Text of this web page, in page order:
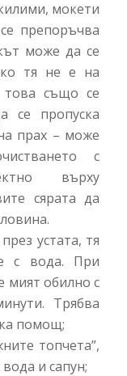
мокети
препоръчва
може да се
тя не е на
това също се
се пропуска
прах – може
с
върху
сярата да
устата, тя
с вода. При
мият обилно с
Трябва
помощ;
топчета”,
и сапун;